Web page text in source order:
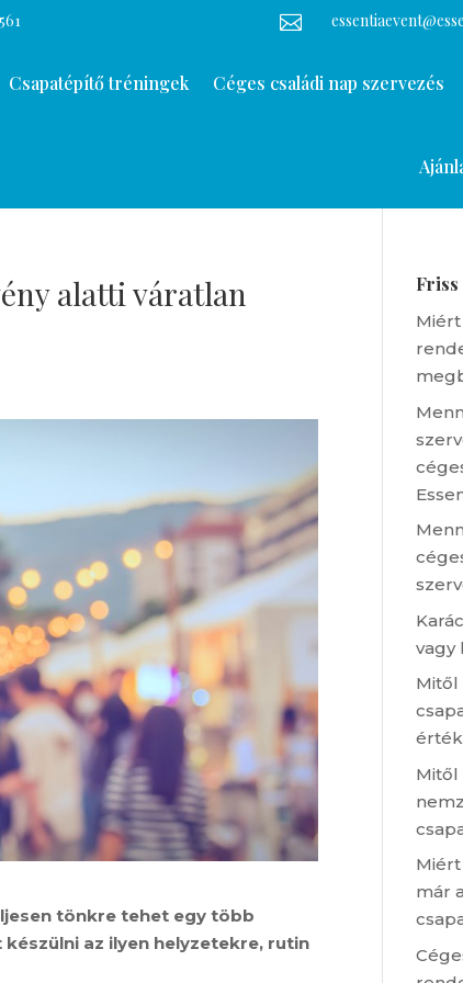

Csapatépítő tréningek Céges családi nap szervezés
alatti váratlan
tönkre tehet egy több
az ilyen helyzetekre, rutin
Friss
vagy
Mitől
Mitől
már